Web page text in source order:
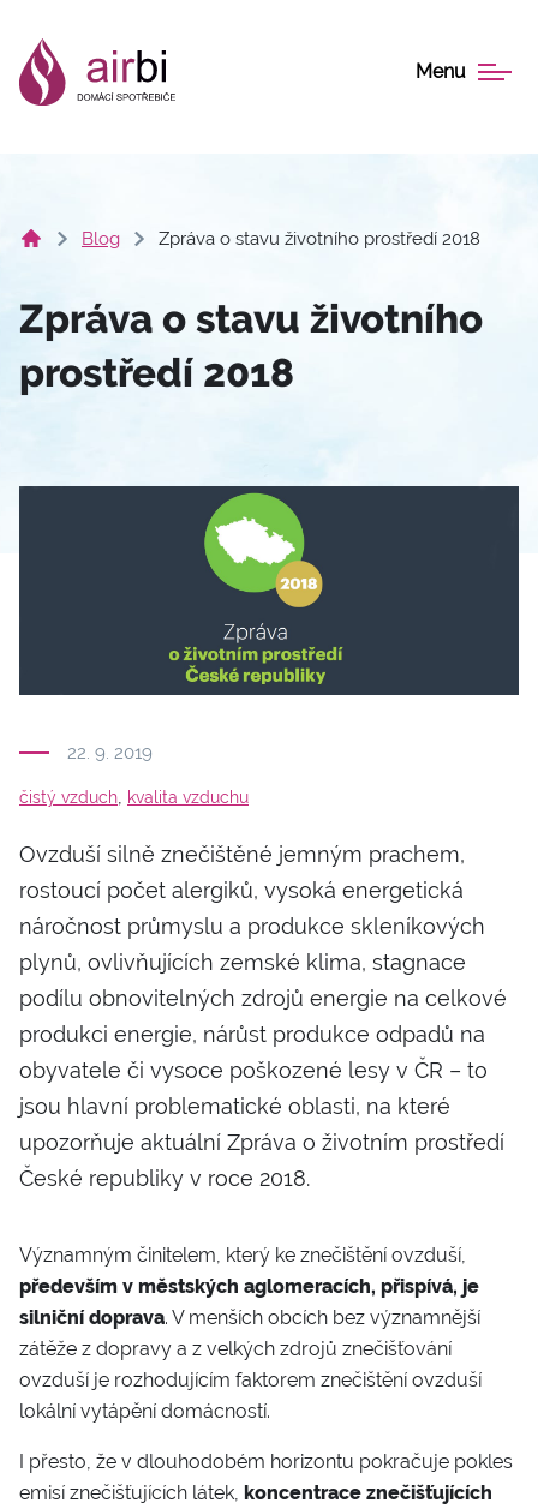
Menu
Blog Zpráva o stavu životního prostředí 2018
Zpráva o stavu životního
prostředí 2018
22. 9. 2019
čistý vzduch, kvalita vzduchu
Ovzduší silně znečištěné jemným prachem,
rostoucí počet alergiků, vysoká energetická
náročnost průmyslu a produkce skleníkových
plynů, ovlivňujících zemské klima, stagnace
podílu obnovitelných zdrojů energie na celkové
produkci energie, nárůst produkce odpadů na
obyvatele či vysoce poškozené lesy v ČR – to
jsou hlavní problematické oblasti, na které
upozorňuje aktuální Zpráva o životním prostředí
České republiky v roce 2018.
Významným činitelem, který ke znečištění ovzduší,
především v městských aglomeracích, přispívá, je
silniční doprava. V menších obcích bez významnější
zátěže z dopravy a z velkých zdrojů znečišťování
ovzduší je rozhodujícím faktorem znečištění ovzduší
lokální vytápění domácností.
I přesto, že v dlouhodobém horizontu pokračuje pokles
emisí znečišťujících látek, koncentrace znečišťujících